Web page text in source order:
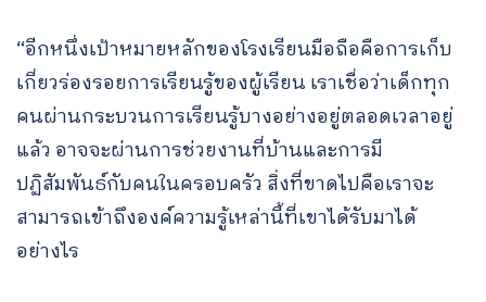
“อีกหนึ่งเป้าหมายหลักของโรงเรียนมือถือคือการเก็บ
เกี่ยวร่องรอยการเรียนรู้ของผู้เรียน เราเชื่อว่าเด็กทุก
คนผ่านกระบวนการเรียนรู้บางอย่างอยู่ตลอดเวลาอยู่
แล้ว อาจจะผ่านการช่วยงานที่บ้านและการมี
ปฏิสัมพันธ์กับคนในครอบครัว สิ่งที่ขาดไปคือเราจะ
สามารถเข้าถึงองค์ความรู้เหล่านี้ที่เขาได้รับมาได้
อย่างไร